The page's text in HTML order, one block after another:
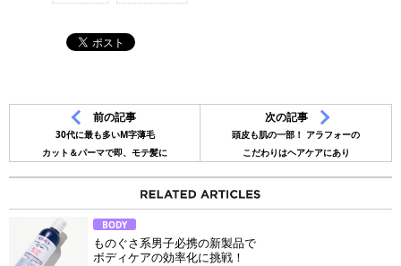
前の記事
30代に最も多いM字薄毛
カット＆パーマで即、モテ髪に
次の記事
頭皮も肌の一部！ アラフォーの
こだわりはヘアケアにあり
BODY
ものぐさ系男子必携の新製品で
ボディケアの効率化に挑戦！